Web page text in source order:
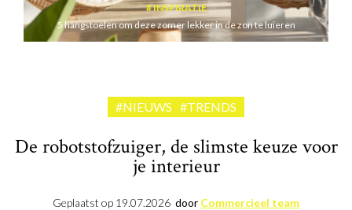
INSPIRATIE
5 hangstoelen om deze zomer lekker in de zon te luieren
#NIEUWS #TRENDS
De robotstofzuiger, de slimste keuze voor
je interieur
Geplaatst op 19.07.2026 door Commercieel team